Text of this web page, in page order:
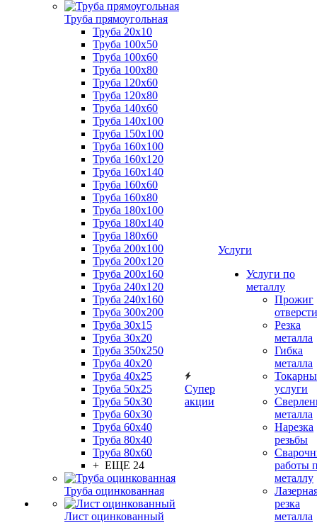
Труба прямоугольная
Труба 20x10
Труба 100x50
Труба 100x60
Труба 100x80
Труба 120x60
Труба 120x80
Труба 140x60
Труба 140x100
Труба 150x100
Труба 160x100
Труба 160x120
Труба 160x140
Труба 160x60
Труба 160x80
Труба 180x100
Труба 180x140
Труба 180x60
Труба 200x100
Труба 200x120
Труба 200x160
Труба 240x120
Труба 240x160
Труба 300x200
Труба 30x15
Труба 30x20
Труба 350x250
Труба 40x20
Труба 40x25
Труба 50x25
Труба 50x30
Труба 60x30
Труба 60x40
Труба 80x40
Труба 80x60
+ ЕЩЕ 24
Труба оцинкованная
Лист оцинкованный
Супер
акции
Услуги
Услуги по
металлу
Прожиг
Резка
металла
Гибка
металла
услуги
металла
Нарезка
резьбы
работы
металлу
резка
металла